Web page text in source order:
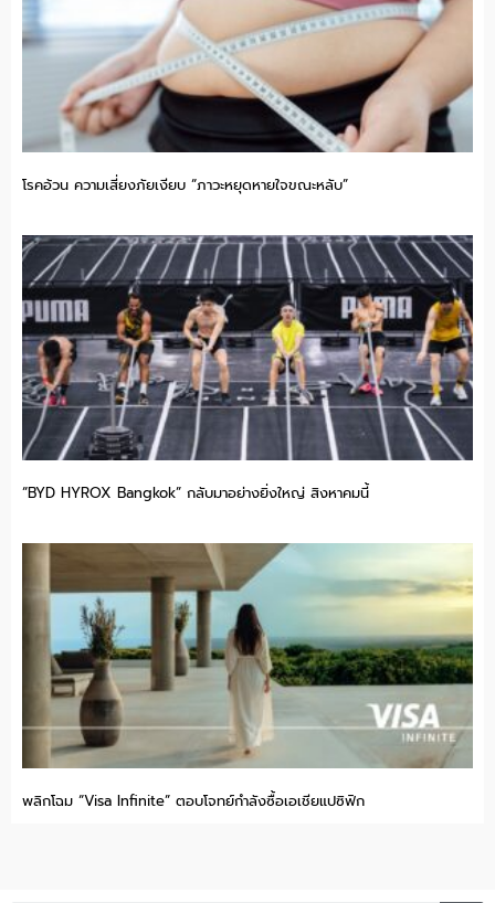
โรคอ้วน ความเสี่ยงภัยเงียบ “ภาวะหยุดหายใจขณะหลับ”
“BYD HYROX Bangkok” กลับมาอย่างยิ่งใหญ่ สิงหาคมนี้
พลิกโฉม “Visa Infinite” ตอบโจทย์กำลังซื้อเอเชียแปซิฟิก